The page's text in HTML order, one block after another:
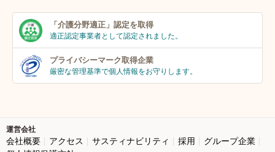
「介護分野適正」 認定を取得
適正認定事業者として認定されました。
プライバシーマーク取得企業
厳密な管理基準で個人情報をお守りします。
運営会社
会社概要 アクセス サスティナビリティ 採用
グループ企業